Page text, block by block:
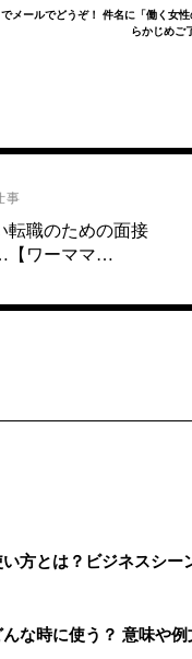
でメールでどうぞ！ 件名に「働く女
らかじめご
事
転職のための面接
【ワーママ…
い方とは？ビジネスシ
んな時に使う？ 意味や